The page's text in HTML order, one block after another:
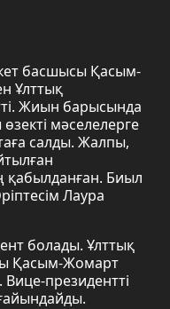
басшысы Қасым-
Ұлттық
Жиын барысында
мәселелерге
салды. Жалпы,
қабылданған. Биыл
Лаура
болады. Ұлттық
Қасым-Жомарт
президентті